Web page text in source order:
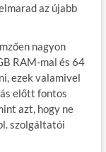
az újabb
nagyon
RAM-mal és 64
ezek valamivel
előtt fontos
azt, hogy ne
szolgáltatói